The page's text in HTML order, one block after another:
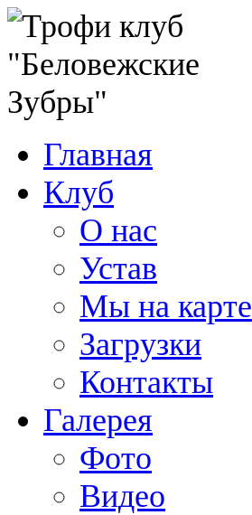
Главная
Клуб
О нас
Устав
Мы на карте
Загрузки
Контакты
Галерея
Фото
Видео